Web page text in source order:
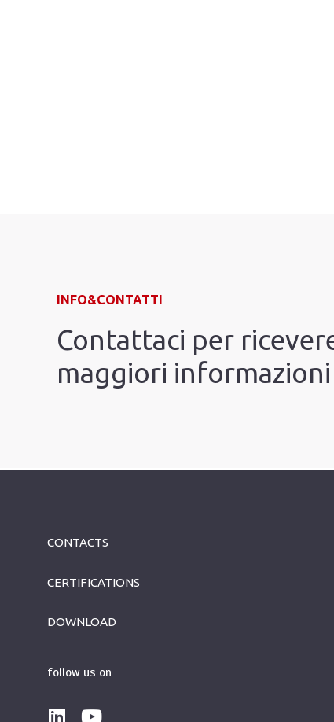
INFO&CONTATTI
Contattaci per
maggiori informazioni
CONTACTS
CERTIFICATIONS
DOWNLOAD
follow us on